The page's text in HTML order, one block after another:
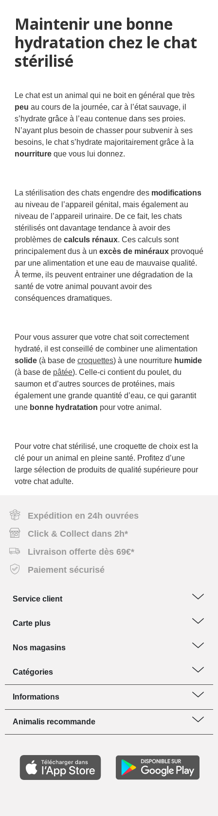
Maintenir une bonne
hydratation chez le chat
stérilisé
Le chat est un animal qui ne boit en général que très
peu au cours de la journée, car à l’état sauvage, il
s’hydrate grâce à l’eau contenue dans ses proies.
N’ayant plus besoin de chasser pour subvenir à ses
besoins, le chat s’hydrate majoritairement grâce à la
nourriture que vous lui donnez.
La stérilisation des chats engendre des modifications
au niveau de l’appareil génital, mais également au
niveau de l’appareil urinaire. De ce fait, les chats
stérilisés ont davantage tendance à avoir des
problèmes de calculs rénaux. Ces calculs sont
principalement dus à un excès de minéraux provoqué
par une alimentation et une eau de mauvaise qualité.
À terme, ils peuvent entrainer une dégradation de la
santé de votre animal pouvant avoir des
conséquences dramatiques.
Pour vous assurer que votre chat soit correctement
hydraté, il est conseillé de combiner une alimentation
solide (à base de croquettes) à une nourriture humide
(à base de pâtée). Celle-ci contient du poulet, du
saumon et d’autres sources de protéines, mais
également une grande quantité d’eau, ce qui garantit
une bonne hydratation pour votre animal.
Pour votre chat stérilisé, une croquette de choix est la
clé pour un animal en pleine santé. Profitez d’une
large sélection de produits de qualité supérieure pour
votre chat adulte.
Expédition en 24h ouvrées
Click & Collect dans 2h*
Livraison offerte dès 69€*
Paiement sécurisé
Service client
Carte plus
Nos magasins
Catégories
Informations
Animalis recommande